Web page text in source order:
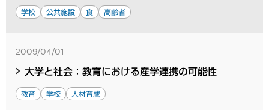
学校 公共施設 食 高齢者
2009/04/01
大学と社会：教育における産学連携の可能性
教育 学校 人材育成